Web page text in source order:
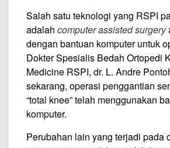
Salah satu teknologi yang RSPI
adalah computer assisted surgery
dengan bantuan komputer untuk
Dokter Spesialis Bedah Ortopedi
Medicine RSPI, dr. L. Andre
sekarang, operasi penggantian
“total knee” telah menggunakan
komputer.
Perubahan lain yang terjadi pada